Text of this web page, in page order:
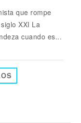
que rompe
XXI La
cuando es...